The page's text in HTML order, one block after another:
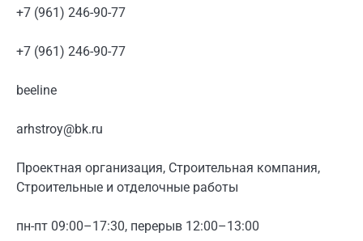
+7 (961) 246-90-77
+7 (961) 246-90-77
beeline
arhstroy@bk.ru
Проектная организация, Строительная компания,
Строительные и отделочные работы
пн-пт 09:00–17:30, перерыв 12:00–13:00